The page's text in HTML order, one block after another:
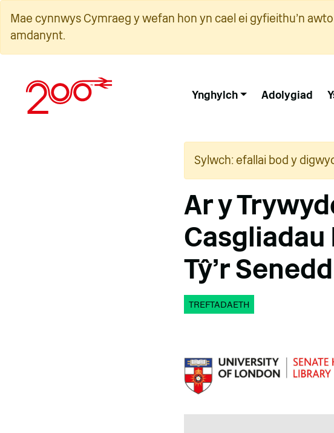
cynnwys
Mae cynnwys Cymraeg y wefan hon yn cael ei gyfieithu'n
amdanynt.
Ynghylch Adolygiad
Sylwch: efallai bod y
Ar y
Tŷ'r
TREFTADAETH